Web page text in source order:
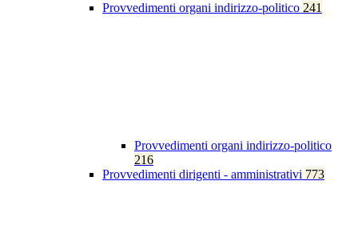
Provvedimenti organi indirizzo-politico 241
Provvedimenti organi indirizzo-politico
216
Provvedimenti dirigenti - amministrativi 773